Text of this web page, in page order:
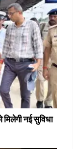
मिलेगी नई सुविधा